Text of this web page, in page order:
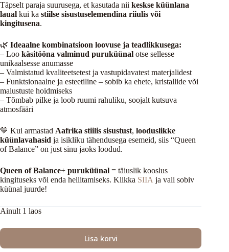
Täpselt paraja suurusega, et kasutada nii keskse küünlana
laual kui ka stiilse sisustuselemendina riiulis või
kingitusena.
🌿 Ideaalne kombinatsioon loovuse ja teadlikkusega:
– Loo käsitööna valminud puruküünal otse sellesse
unikaalsesse anumasse
– Valmistatud kvaliteetsetest ja vastupidavatest materjalidest
– Funktsionaalne ja esteetiline – sobib ka ehete, kristallide või
maiustuste hoidmiseks
– Tõmbab pilke ja loob ruumi rahuliku, soojalt kutsuva
atmosfääri
💛 Kui armastad Aafrika stiilis sisustust, looduslikke
küünlavahasid ja isikliku tähendusega esemeid, siis “Queen
of Balance” on just sinu jaoks loodud.
Queen of Balance+ puruküünal = täiuslik kooslus
kingituseks või enda hellitamiseks. Klikka SIIA ja vali sobiv
küünal juurde!
Ainult 1 laos
Lisa korvi